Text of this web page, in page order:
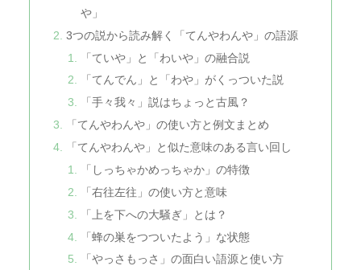
や」
3つの説から読み解く「てんやわんや」の語源
「ていや」と「わいや」の融合説
「てんでん」と「わや」がくっついた説
「手々我々」説はちょっと古風？
「てんやわんや」の使い方と例文まとめ
「てんやわんや」と似た意味のある言い回し
「しっちゃかめっちゃか」の特徴
「右往左往」の使い方と意味
「上を下への大騒ぎ」とは？
「蜂の巣をつついたよう」な状態
「やっさもっさ」の面白い語源と使い方